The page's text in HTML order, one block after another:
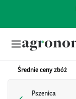
Średnie ceny zbóż
Pszenica